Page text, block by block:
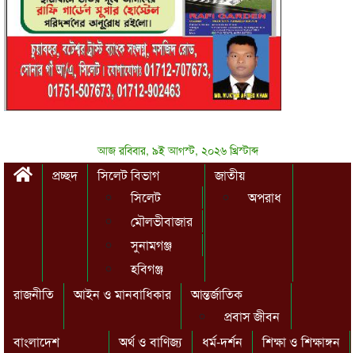
আজ রবিবার, ৯ই আগস্ট, ২০২৬ খ্রিস্টাব্দ
প্রচ্ছদ
সিলেট বিভাগ
সিলেট
মৌলভীবাজার
সুনামগঞ্জ
হবিগঞ্জ
জাতীয়
অপরাধ
রাজনীতি আইন ও মানবাধিকার
আন্তর্জাতিক
প্রবাস জীবন
বাংলাদেশ
অর্থ ও বাণিজ্য ধর্ম-দর্শন শিক্ষা ও শিক্ষাঙ্গন